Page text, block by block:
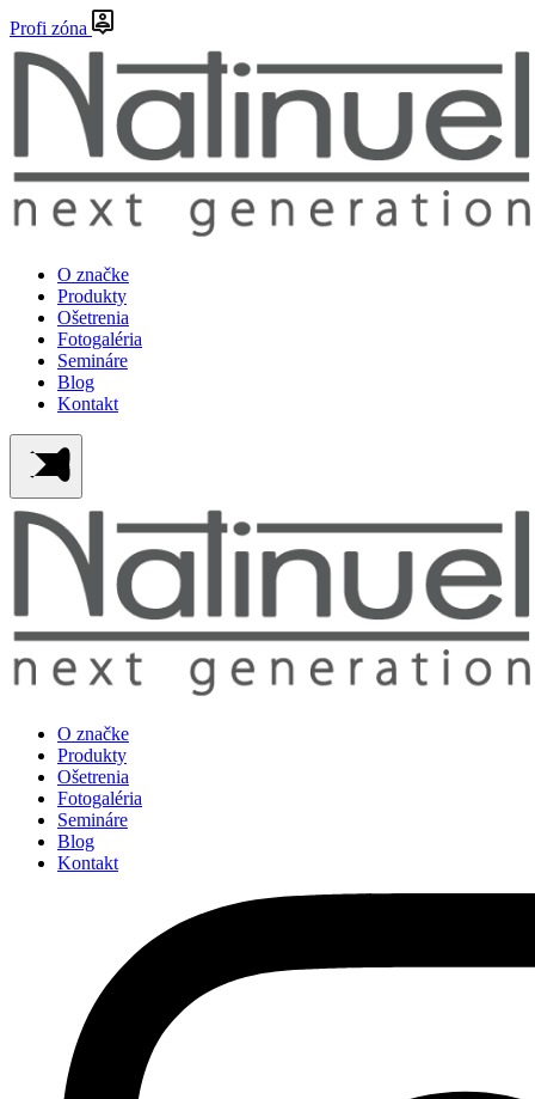
Profi zóna
O značke
Produkty
Ošetrenia
Fotogaléria
Semináre
Blog
Kontakt
O značke
Produkty
Ošetrenia
Fotogaléria
Semináre
Blog
Kontakt